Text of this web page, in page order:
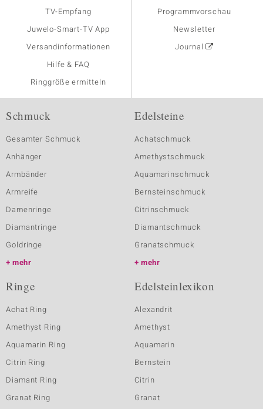
TV-Empfang
Juwelo-Smart-TV App
Versandinformationen
Hilfe & FAQ
Ringgröße ermitteln
Programmvorschau
Newsletter
Journal
Schmuck
Gesamter Schmuck
Anhänger
Armbänder
Armreife
Damenringe
Diamantringe
Goldringe
mehr
Edelsteine
Achatschmuck
Amethystschmuck
Aquamarinschmuck
Bernsteinschmuck
Citrinschmuck
Diamantschmuck
Granatschmuck
mehr
Ringe
Achat Ring
Amethyst Ring
Aquamarin Ring
Citrin Ring
Diamant Ring
Granat Ring
Edelsteinlexikon
Alexandrit
Amethyst
Aquamarin
Bernstein
Citrin
Granat